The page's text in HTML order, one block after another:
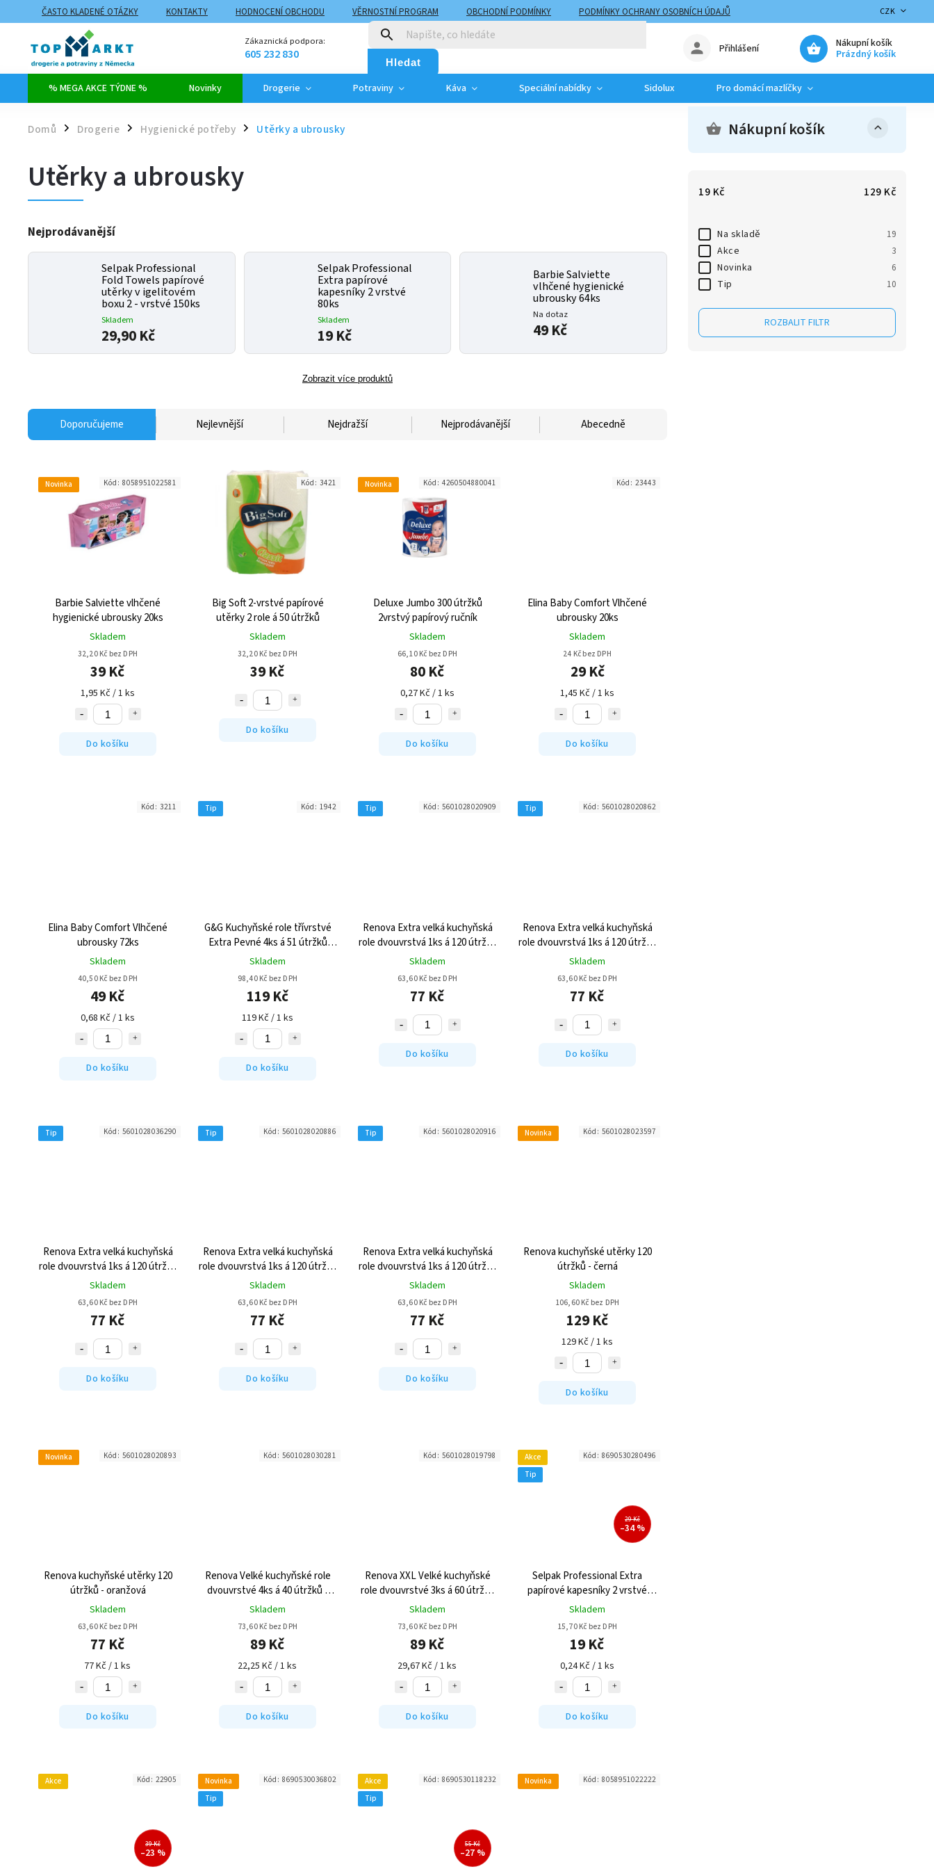
ČASTO KLADENÉ OTÁZKY KONTAKTY HODNOCENÍ OBCHODU VĚRNOSTNÍ PROGRAM OBCHODNÍ PODMÍNKY
PODMÍNKY OCHRANY OSOBNÍCH ÚDAJŮ
ZPŮSOBY DOPRAVY A PLATBY
MOJE OBJEDNÁVKA
CZK
Zákaznická podpora:
605 232 830 Hledat
Nákupní košík
Prázdný košík
Přihlášení
% MEGA AKCE TÝDNE % Novinky Drogerie Potraviny Káva Speciální nabídky Sidolux Pro domácí mazlíčky
Domů / Drogerie / Hygienické potřeby / Utěrky a ubrousky Nákupní košík
19 Kč 129 Kč
Na skladě 19
Akce 3
Novinka 6
Tip 10
ROZBALIT FILTR
Utěrky a ubrousky
Nejprodávanější
Selpak Professional
Fold Towels papírové
utěrky v igelitovém
boxu 2 - vrstvé 150ks
Skladem
29,90 Kč
Selpak Professional
Extra papírové
kapesníky 2 vrstvé
80ks
Skladem
19 Kč
Barbie Salviette
vlhčené hygienické
ubrousky 64ks
Na dotaz
49 Kč
Zobrazit více produktů
Doporučujeme Nejlevnější Nejdražší Nejprodávanější Abecedně
Novinka
Barbie Salviette vlhčené
hygienické ubrousky 20ks
Skladem
32,20 Kč bez DPH
39 Kč
1,95 Kč / 1 ks
Do košíku
Kód: 8058951022581
Big Soft 2-vrstvé papírové
utěrky 2 role á 50 útržků
Skladem
32,20 Kč bez DPH
39 Kč
Do košíku
Kód: 3421 Novinka
Deluxe Jumbo 300 útržků
2vrstvý papírový ručník
Skladem
66,10 Kč bez DPH
80 Kč
0,27 Kč / 1 ks
Do košíku
Kód: 4260504880041
Elina Baby Comfort Vlhčené
ubrousky 20ks
Skladem
24 Kč bez DPH
29 Kč
1,45 Kč / 1 ks
Do košíku
Kód: 23443
Elina Baby Comfort Vlhčené
ubrousky 72ks
Skladem
40,50 Kč bez DPH
49 Kč
0,68 Kč / 1 ks
Do košíku
Kód: 3211 Tip
G&G Kuchyňské role třívrstvé
Extra Pevné 4ks á 51 útržků
26cm
Skladem
98,40 Kč bez DPH
119 Kč
119 Kč / 1 ks
Do košíku
Kód: 1942 Tip
Renova Extra velká kuchyňská
role dvouvrstvá 1ks á 120 útržků
- Červená
Skladem
63,60 Kč bez DPH
77 Kč
Do košíku
Kód: 5601028020909 Tip
Renova Extra velká kuchyňská
role dvouvrstvá 1ks á 120 útržků
- Modrá
Skladem
63,60 Kč bez DPH
77 Kč
Do košíku
Kód: 5601028020862
Tip
Renova Extra velká kuchyňská
role dvouvrstvá 1ks á 120 útržků
- Růžová
Skladem
63,60 Kč bez DPH
77 Kč
Do košíku
Kód: 5601028036290 Tip
Renova Extra velká kuchyňská
role dvouvrstvá 1ks á 120 útržků
- Zelená
Skladem
63,60 Kč bez DPH
77 Kč
Do košíku
Kód: 5601028020886 Tip
Renova Extra velká kuchyňská
role dvouvrstvá 1ks á 120 útržků
- Žlutá
Skladem
63,60 Kč bez DPH
77 Kč
Do košíku
Kód: 5601028020916 Novinka
Renova kuchyňské utěrky 120
útržků - černá
Skladem
106,60 Kč bez DPH
129 Kč
129 Kč / 1 ks
Do košíku
Kód: 5601028023597
Novinka
Renova kuchyňské utěrky 120
útržků - oranžová
Skladem
63,60 Kč bez DPH
77 Kč
77 Kč / 1 ks
Do košíku
Kód: 5601028020893
Renova Velké kuchyňské role
dvouvrstvé 4ks á 40 útržků -
Potištěné
Skladem
73,60 Kč bez DPH
89 Kč
22,25 Kč / 1 ks
Do košíku
Kód: 5601028030281
Renova XXL Velké kuchyňské
role dvouvrstvé 3ks á 60 útržků
- Potištěné
Skladem
73,60 Kč bez DPH
89 Kč
29,67 Kč / 1 ks
Do košíku
Kód: 5601028019798
Akce
Tip
29 Kč
–34 %
Selpak Professional Extra
papírové kapesníky 2 vrstvé
80ks
Skladem
15,70 Kč bez DPH
19 Kč
0,24 Kč / 1 ks
Do košíku
Kód: 8690530280496
Akce
39 Kč
–23 %
Kód: 22905
Novinka
Tip
Kód: 8690530036802
Akce
Tip
55 Kč
–27 %
Kód: 8690530118232 Novinka Kód: 8058951022222